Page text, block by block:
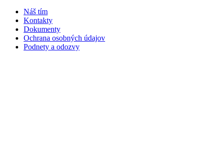
Náš tím
Kontakty
Dokumenty
Ochrana osobných údajov
Podnety a odozvy